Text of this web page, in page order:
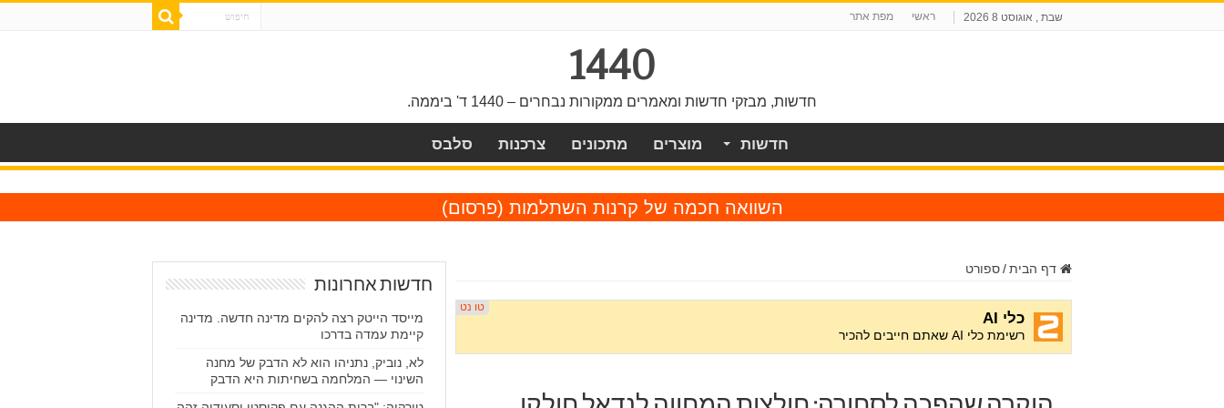
שבת , אוגוסט 8 2026 ראשי מפת אתר
1440
חדשות, מבזקי חדשות ומאמרים ממקורות נבחרים – 1440 ד' ביממה.
חדשות מוצרים מתכונים צרכנות סלבס
השוואה חכמה של קרנות השתלמות (פרסום)
דף הבית/ספורט
חדשות אחרונות
מייסד הייטק רצה להקים מדינה חדשה. מדינה
קיימת עמדה בדרכו
לא, נוביק, נתניהו הוא לא הדבק של מחנה
השינוי — המלחמה בשחיתות היא הדבק